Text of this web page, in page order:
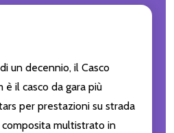
un decennio, il Casco
è il casco da gara più
per prestazioni su strada
multistrato in